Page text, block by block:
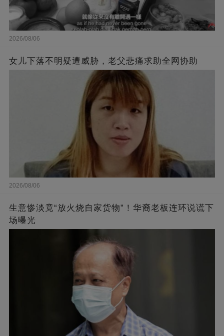
2026/08/06
女儿下落不明疑遭威胁，老父悲痛求助全网协助
2026/08/06
生意惨淡竟“放火烧自家货物”！华裔老板连环说谎下
场曝光